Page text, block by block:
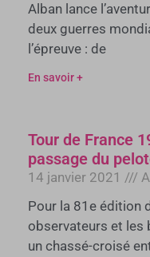
Alban lance
deux guerres
l’épreuve : de
En savoir +
Tour de France
passage du
14 janvier 2021
Pour la 81e édition
observateurs et les
un chassé-croisé